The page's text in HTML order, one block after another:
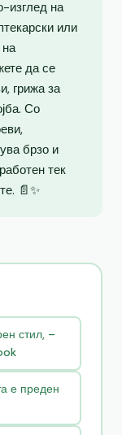
изглед на
или
да се
грижа за
Со
брзо и
тек
📄✨
стил, –
е преден